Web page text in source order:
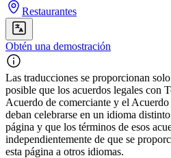
Restaurantes
Obtén una demostración
Las traducciones se proporcionan
posible que los acuerdos legales con
Acuerdo de comerciante y el
deban celebrarse en un idioma
página y que los términos de esos
independientemente de que se
esta página a otros idiomas.